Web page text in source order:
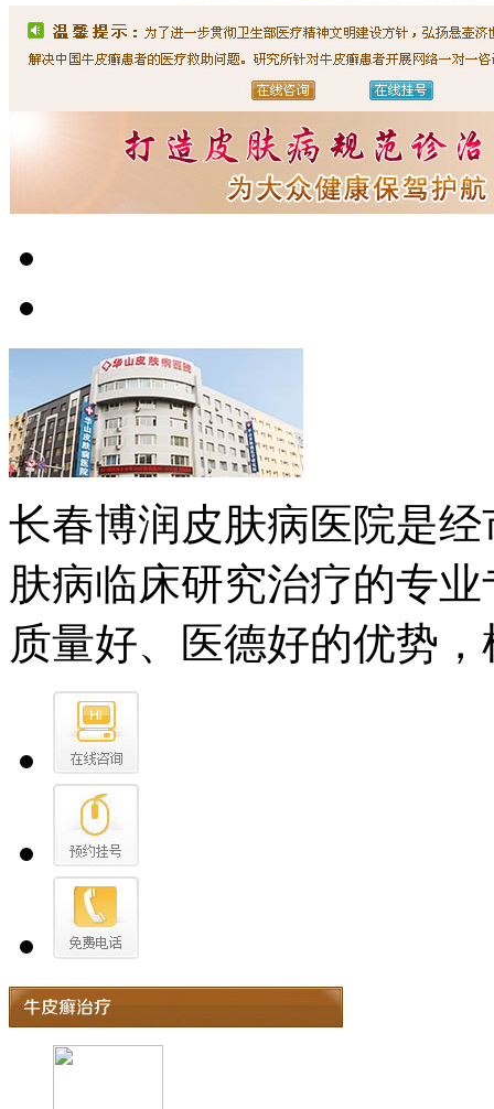
长春博润皮肤病医院是
肤病临床研究治疗的专
质量好、医德好的优势